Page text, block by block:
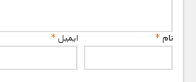
نام* ایمیل*